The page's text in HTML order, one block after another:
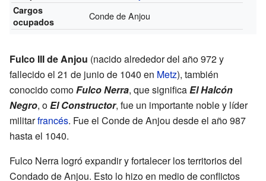
Cargos
ocupados
Conde de Anjou
Fulco III de Anjou (nacido alrededor del año 972 y
fallecido el 21 de junio de 1040 en Metz), también
conocido comoFulco Nerra, que significaEl Halcón
Negro, oEl Constructor, fue un importante noble y líder
militarfrancés. Fue el Conde de Anjou desde el año 987
hasta el 1040.
Fulco Nerra logró expandir y fortalecer los territorios del
Condado de Anjou. Esto lo hizo en medio de conflictos